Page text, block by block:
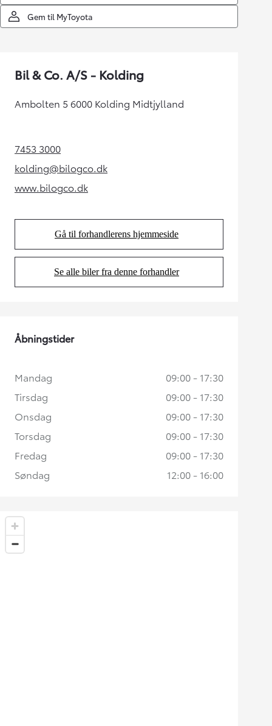
Gem til MyToyota
Bil & Co. A/S - Kolding
Ambolten 5 6000 Kolding Midtjylland
7453 3000(Opens in new tab)
kolding@bilogco.dk
(Opens in new tab)
www.bilogco.dk(Opens in new tab)
Gå til forhandlerens hjemmeside
(Opens in new tab)
Se alle biler fra denne forhandler
(Opens in new tab)
Åbningstider
Mandag
09:00 - 17:30
Tirsdag
09:00 - 17:30
Onsdag
09:00 - 17:30
Torsdag
09:00 - 17:30
Fredag
09:00 - 17:30
Søndag
12:00 - 16:00